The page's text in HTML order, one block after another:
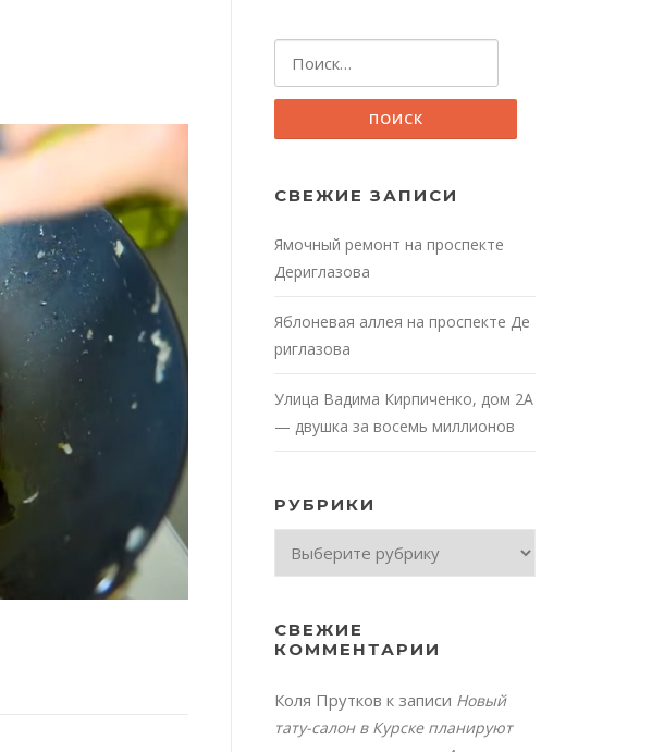
СВЕЖИЕ ЗАПИСИ
Ямочный ремонт на проспекте
Дериглазова
Яблоневая аллея на проспекте Де
риглазова
Улица Вадима Кирпиченко, дом 2А
— двушка за восемь миллионов
РУБРИКИ
СВЕЖИЕ
КОММЕНТАРИИ
Коля Прутков к записи Новый
тату-салон в Курске планируют